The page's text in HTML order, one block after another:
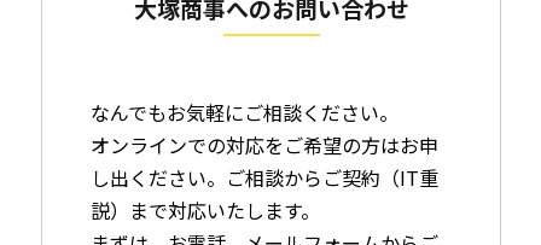
大塚商事へのお問い合わせ
なんでもお気軽にご相談ください。
オンラインでの対応をご希望の方はお申
し出ください。ご相談からご契約（IT重
説）まで対応いたします。